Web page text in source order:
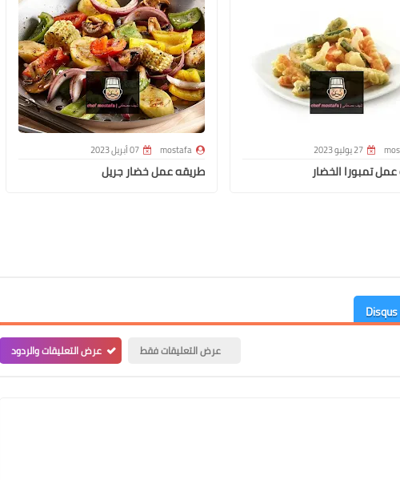
27 يوليو 2023
تمبورا الخضار
mostafa 07 أبريل 2023
طريقه عمل خضار جريل
عرض التعليقات فقط عرض التعليقات والردود